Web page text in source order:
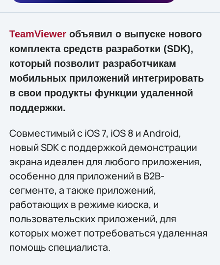
TeamViewerобъявил о выпуске нового
комплекта средств разработки (SDK),
который позволит разработчикам
мобильных приложений интегрировать
в свои продукты функции удаленной
поддержки.
Совместимый с iOS 7, iOS 8 и Android,
новый SDK с поддержкой демонстрации
экрана идеален для любого приложения,
особенно для приложений в В2В-
сегменте, а также приложений,
работающих в режиме киоска, и
пользовательских приложений, для
которых может потребоваться удаленная
помощь специалиста.